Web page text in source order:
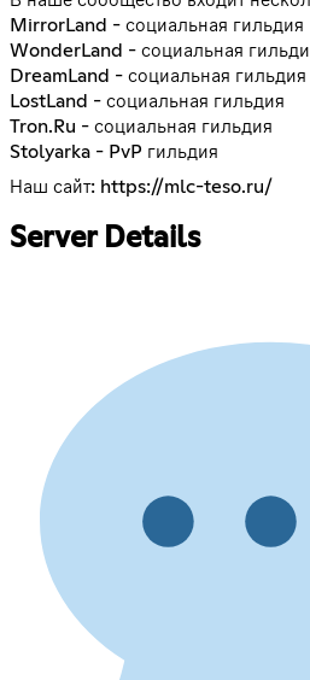
MirrorLand - социальная гильдия
WonderLand - социальная
DreamLand - социальная гильдия
LostLand - социальная гильдия
Tron.Ru - социальная гильдия
Stolyarka - PvP гильдия
Наш сайт: https://mlc-teso.ru/
Server Details